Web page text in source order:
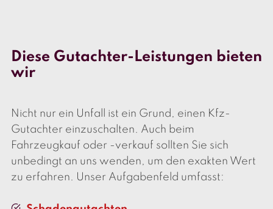
Diese Gutachter-Leistungen bieten
wir
Nicht nur ein Unfall ist ein Grund, einen Kfz-
Gutachter einzuschalten. Auch beim
Fahrzeugkauf oder -verkauf sollten Sie sich
unbedingt an uns wenden, um den exakten Wert
zu erfahren. Unser Aufgabenfeld umfasst: